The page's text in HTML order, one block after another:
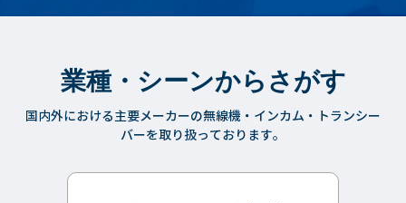
業種・シーンからさがす
国内外における主要メーカーの無線機・インカム・トランシー
バーを取り扱っております。